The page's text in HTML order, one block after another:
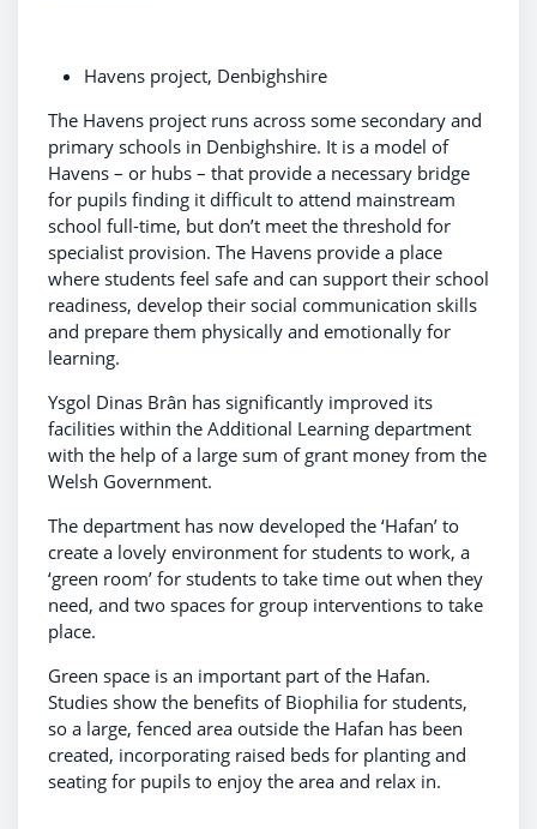
Havens project, Denbighshire
The Havens project runs across some secondary and
primary schools in Denbighshire. It is a model of
Havens – or hubs – that provide a necessary bridge
for pupils finding it difficult to attend mainstream
school full-time, but don’t meet the threshold for
specialist provision. The Havens provide a place
where students feel safe and can support their school
readiness, develop their social communication skills
and prepare them physically and emotionally for
learning.
Ysgol Dinas Brân has significantly improved its
facilities within the Additional Learning department
with the help of a large sum of grant money from the
Welsh Government.
The department has now developed the ‘Hafan’ to
create a lovely environment for students to work, a
‘green room’ for students to take time out when they
need, and two spaces for group interventions to take
place.
Green space is an important part of the Hafan.
Studies show the benefits of Biophilia for students,
so a large, fenced area outside the Hafan has been
created, incorporating raised beds for planting and
seating for pupils to enjoy the area and relax in.